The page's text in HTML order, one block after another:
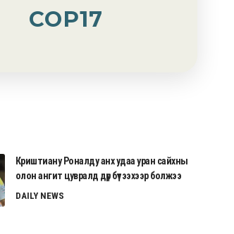
COP17
Криштиану Роналду анх удаа уран сайхны
олон ангит цувралд дүр бүтээхээр болжээ
DAILY NEWS